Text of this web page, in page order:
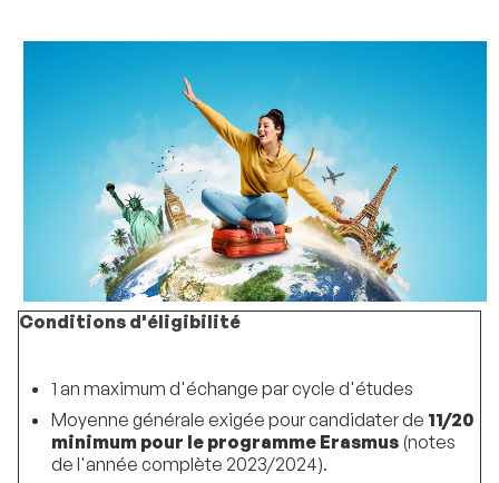
Conditions d'éligibilité
1 an maximum d'échange par cycle d'études
Moyenne générale exigée pour candidater de 11/20
minimum pour le programme Erasmus (notes
de l'année complète 2023/2024).